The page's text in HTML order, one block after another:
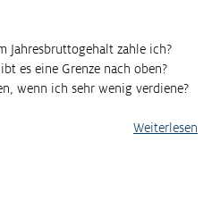
Jahresbruttogehalt zahle ich?
es eine Grenze nach oben?
wenn ich sehr wenig verdiene?
Weiterlesen